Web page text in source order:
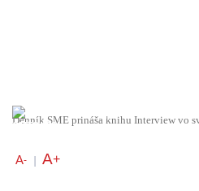
Denník SME prináša knihu Interview vo
A- A+